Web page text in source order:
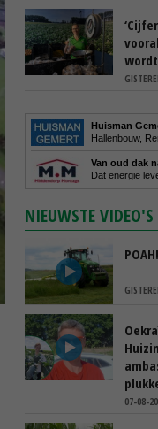
Huisman
Hallenbouw,
Van oud dak
Dat energie
NIEUWSTE VIDEO'S
07-08-